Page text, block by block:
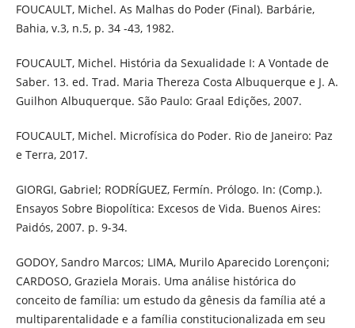
FOUCAULT, Michel. As Malhas do Poder (Final). Barbárie,
Bahia, v.3, n.5, p. 34 -43, 1982.
FOUCAULT, Michel. História da Sexualidade I: A Vontade de
Saber. 13. ed. Trad. Maria Thereza Costa Albuquerque e J. A.
Guilhon Albuquerque. São Paulo: Graal Edições, 2007.
FOUCAULT, Michel. Microfísica do Poder. Rio de Janeiro: Paz
e Terra, 2017.
GIORGI, Gabriel; RODRÍGUEZ, Fermín. Prólogo. In: (Comp.).
Ensayos Sobre Biopolítica: Excesos de Vida. Buenos Aires:
Paidós, 2007. p. 9-34.
GODOY, Sandro Marcos; LIMA, Murilo Aparecido Lorençoni;
CARDOSO, Graziela Morais. Uma análise histórica do
conceito de família: um estudo da gênesis da família até a
multiparentalidade e a família constitucionalizada em seu